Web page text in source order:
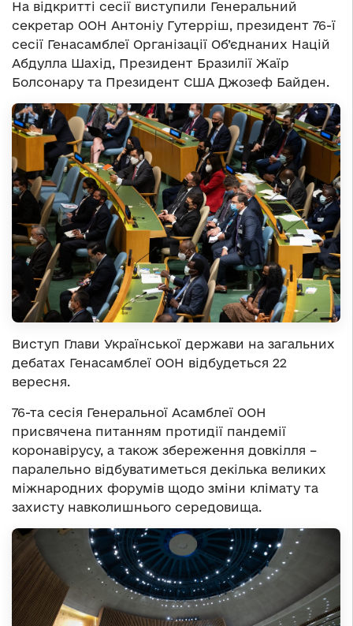
На відкритті сесії виступили Генеральний
секретар ООН Антоніу Гутерріш, президент 76-ї
сесії Генасамблеї Організації Об’єднаних Націй
Абдулла Шахід, Президент Бразилії Жаїр
Болсонару та Президент США Джозеф Байден.
Виступ Глави Української держави на загальних
дебатах Генасамблеї ООН відбудеться 22
вересня.
76-та сесія Генеральної Асамблеї ООН
присвячена питанням протидії пандемії
коронавірусу, а також збереження довкілля –
паралельно відбуватиметься декілька великих
міжнародних форумів щодо зміни клімату та
захисту навколишнього середовища.